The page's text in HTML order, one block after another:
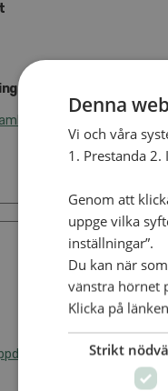
insamling
Denna
Vi och våra
1. Prestanda
Genom att
uppge vilka
inställningar”.
Du kan när
vänstra hörnet
Klicka på
Strikt